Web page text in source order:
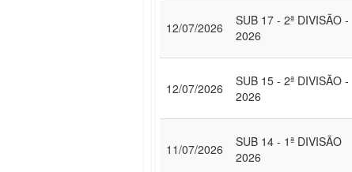
12/07/2026
SUB 17 - 2ª DIVISÃO -
2026
12/07/2026
SUB 15 - 2ª DIVISÃO -
2026
11/07/2026
SUB 14 - 1ª DIVISÃO
2026